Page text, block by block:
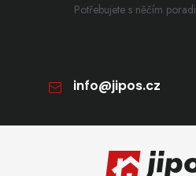
Potřebujete s něčím
info@jipos.cz
Zápatí